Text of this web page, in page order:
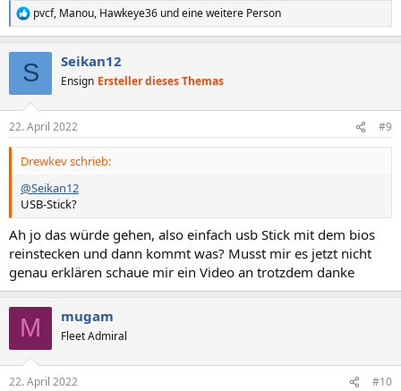
R
e
e
n
pvcf, Manou, Hawkeye36 und eine weitere Person
S Seikan12
Ensign Ersteller dieses Themas
22. April 2022 #9
Drewkev schrieb:
@Seikan12
USB-Stick?
Ah jo das würde gehen, also einfach usb Stick mit dem bios
reinstecken und dann kommt was? Musst mir es jetzt nicht
genau erklären schaue mir ein Video an trotzdem danke
M mugam
Fleet Admiral
22. April 2022 #10